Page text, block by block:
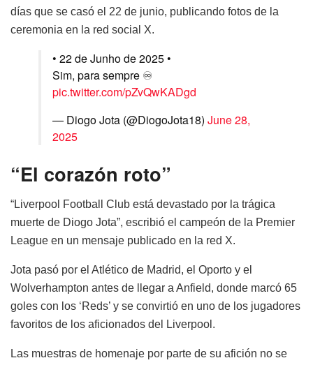
días que se casó el 22 de junio, publicando fotos de la
ceremonia en la red social X.
• 22 de Junho de 2025 •
Sim, para sempre ♾️
pic.twitter.com/pZvQwKADgd
— Diogo Jota (@DiogoJota18) June 28,
2025
“El corazón roto”
“Liverpool Football Club está devastado por la trágica
muerte de Diogo Jota”, escribió el campeón de la Premier
League en un mensaje publicado en la red X.
Jota pasó por el Atlético de Madrid, el Oporto y el
Wolverhampton antes de llegar a Anfield, donde marcó 65
goles con los ‘Reds’ y se convirtió en uno de los jugadores
favoritos de los aficionados del Liverpool.
Las muestras de homenaje por parte de su afición no se